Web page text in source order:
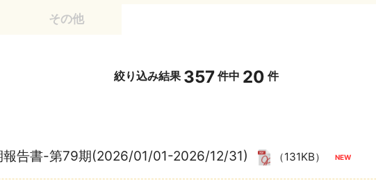
その他
絞り込み結果 357件中 20 件
報告書-第79期(2026/01/01-2026/12/31) （131KB）